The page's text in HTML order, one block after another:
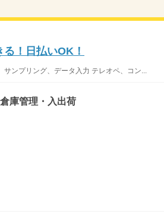
！日払いOK！
ンプリング、データ入力 テレオペ、コン...
庫管理・入出荷